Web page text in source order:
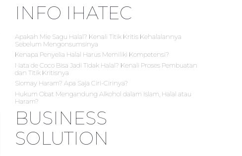
INFO IHATEC
Apakah Mie Sagu Halal? Kenali Titik Kritis Kehalalannya
Sebelum Mengonsumsinya
Kenapa Penyelia Halal Harus Memiliki Kompetensi?
Nata de Coco Bisa Jadi Tidak Halal? Kenali Proses Pembuatan
dan Titik Kritisnya
Siomay Haram? Apa Saja Ciri-Cirinya?
Hukum Obat Mengandung Alkohol dalam Islam, Halal atau
Haram?
BUSINESS
SOLUTION